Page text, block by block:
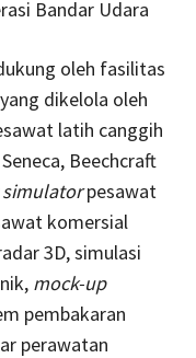
Bandar Udara
oleh fasilitas
dikelola oleh
latih canggih
Beechcraft
pesawat
komersial
3D, simulasi
mock-up
pembakaran
perawatan